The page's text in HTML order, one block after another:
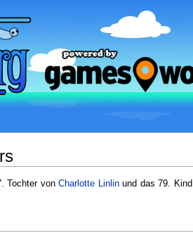
Tochter vonCharlotte Linlinund das 79. Kind